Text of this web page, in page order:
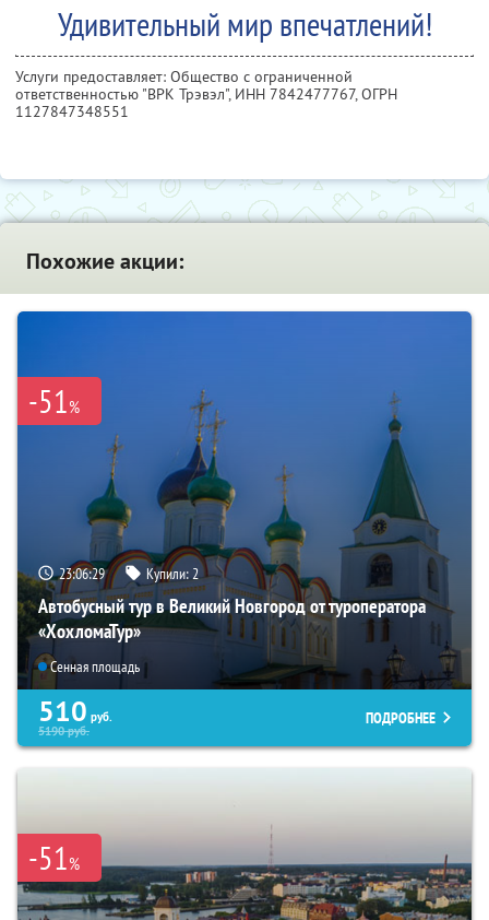
Удивительный мир впечатлений!
Услуги предоставляет: Общество с ограниченной
ответственностью "ВРК Трэвэл", ИНН 7842477767, ОГРН
1127847348551
Похожие акции:
-51%
23:06:27 Купили:2
Автобусный тур в Великий Новгород от туроператора
«ХохломаТур»
Сенная площадь
510 руб.
5190руб.
ПОДРОБНЕЕ
-51%